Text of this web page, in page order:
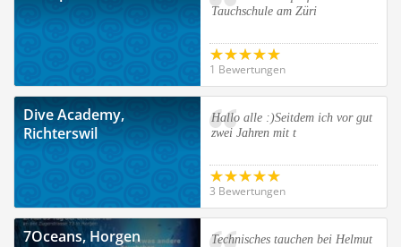
Tauchschule am Züri
1 Bewertungen
Dive Academy,
Richterswil
Hallo alle :)Seitdem ich vor gut
zwei Jahren mit t
3 Bewertungen
7Oceans, Horgen
Technisches tauchen bei Helmut